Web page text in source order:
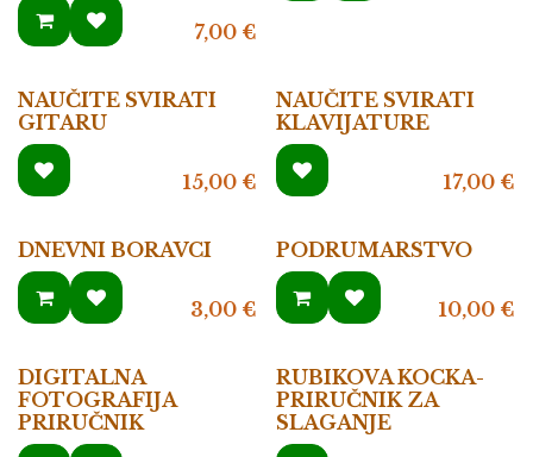
7,00€
NAUČITE SVIRATI
GITARU
15,00€
NAUČITE SVIRATI
KLAVIJATURE
17,00€
DNEVNI BORAVCI
3,00€
PODRUMARSTVO
10,00€
DIGITALNA
FOTOGRAFIJA
PRIRUČNIK
RUBIKOVA KOCKA-
PRIRUČNIK ZA
SLAGANJE